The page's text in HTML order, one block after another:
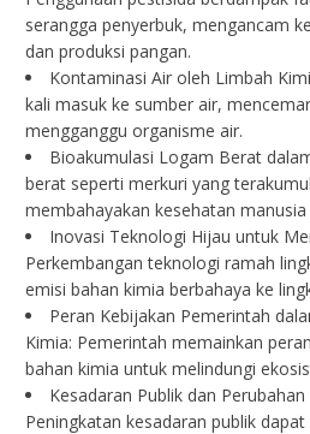
serangga penyerbuk, mengancam
dan produksi pangan.
Kontaminasi Air oleh Limbah
kali masuk ke sumber air,
mengganggu organisme air.
Bioakumulasi Logam Berat
berat seperti merkuri yang
membahayakan kesehatan
Inovasi Teknologi Hijau untuk
Perkembangan teknologi ramah
emisi bahan kimia berbahaya ke
Peran Kebijakan Pemerintah
Kimia: Pemerintah memainkan
bahan kimia untuk melindungi
Kesadaran Publik dan
Peningkatan kesadaran publik